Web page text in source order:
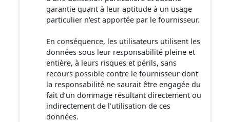
garantie quant à leur aptitude à un usage
particulier n'est apportée par le fournisseur.
En conséquence, les utilisateurs utilisent les
données sous leur responsabilité pleine et
entière, à leurs risques et périls, sans
recours possible contre le fournisseur dont
la responsabilité ne saurait être engagée du
fait d’un dommage résultant directement ou
indirectement de l’utilisation de ces
données.